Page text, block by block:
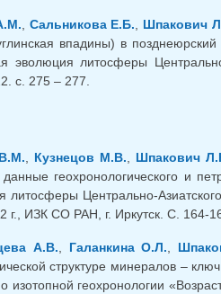
Сальникова Е.Б. Шпакович
впадины) в
эволюция литосферы
с. 275 – 277.
Кузнецов М.В. Шпакович
геохронологического и
литосферы Центрально-
г., ИЗК СО РАН, г. Иркутск. С. 164-
А.В. Галанкина О.Л.
структуре минералов –
изотопной геохронологии